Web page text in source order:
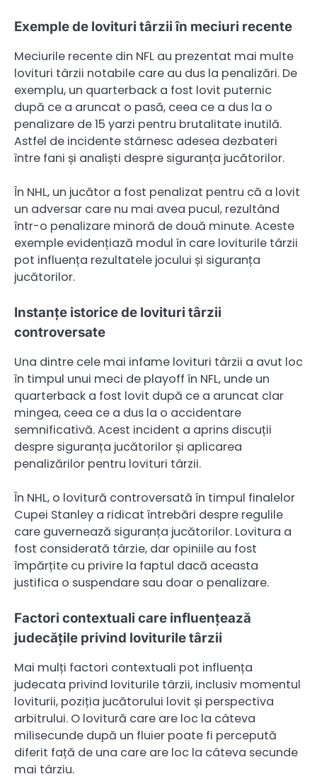
Exemple de lovituri târzii în meciuri recente
Meciurile recente din NFL au prezentat mai multe
lovituri târzii notabile care au dus la penalizări. De
exemplu, un quarterback a fost lovit puternic
după ce a aruncat o pasă, ceea ce a dus la o
penalizare de 15 yarzi pentru brutalitate inutilă.
Astfel de incidente stârnesc adesea dezbateri
între fani și analiști despre siguranța jucătorilor.
În NHL, un jucător a fost penalizat pentru că a lovit
un adversar care nu mai avea pucul, rezultând
într-o penalizare minoră de două minute. Aceste
exemple evidențiază modul în care loviturile târzii
pot influența rezultatele jocului și siguranța
jucătorilor.
Instanțe istorice de lovituri târzii
controversate
Una dintre cele mai infame lovituri târzii a avut loc
în timpul unui meci de playoff în NFL, unde un
quarterback a fost lovit după ce a aruncat clar
mingea, ceea ce a dus la o accidentare
semnificativă. Acest incident a aprins discuții
despre siguranța jucătorilor și aplicarea
penalizărilor pentru lovituri târzii.
În NHL, o lovitură controversată în timpul finalelor
Cupei Stanley a ridicat întrebări despre regulile
care guvernează siguranța jucătorilor. Lovitura a
fost considerată târzie, dar opiniile au fost
împărțite cu privire la faptul dacă aceasta
justifica o suspendare sau doar o penalizare.
Factori contextuali care influențează
judecățile privind loviturile târzii
Mai mulți factori contextuali pot influența
judecata privind loviturile târzii, inclusiv momentul
loviturii, poziția jucătorului lovit și perspectiva
arbitrului. O lovitură care are loc la câteva
milisecunde după un fluier poate fi percepută
diferit față de una care are loc la câteva secunde
mai târziu.